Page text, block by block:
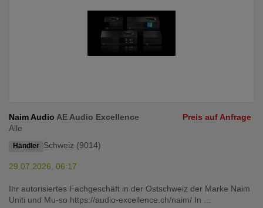
Naim Audio AE Audio Excellence
Alle
Händler Schweiz (9014)
Preis auf Anfrage
29.07.2026, 06:17
Ihr autorisiertes Fachgeschäft in der Ostschweiz der Marke Naim
Uniti und Mu-so https://audio-excellence.ch/naim/ In ...